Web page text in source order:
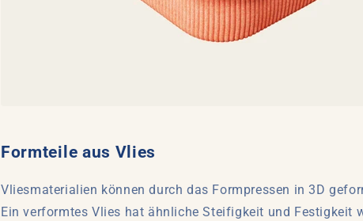
Formteile aus Vlies
Vliesmaterialien können durch das Formpressen in 3D
Ein verformtes Vlies hat ähnliche Steifigkeit und Festigkeit